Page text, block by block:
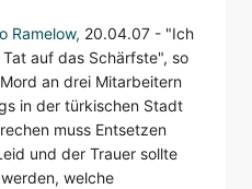
Ramelow, 20.04.07 - "Ich
auf das Schärfste", so
an drei Mitarbeitern
in der türkischen Stadt
muss Entsetzen
und der Trauer sollte
welche